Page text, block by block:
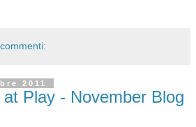
2011
Play - November Blog